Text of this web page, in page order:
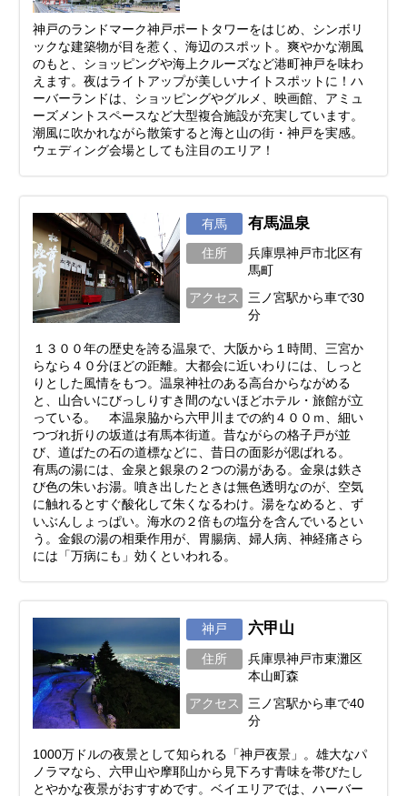
神戸のランドマーク神戸ポートタワーをはじめ、シンボリ
ックな建築物が目を惹く、海辺のスポット。爽やかな潮風
のもと、ショッピングや海上クルーズなど港町神戸を味わ
えます。夜はライトアップが美しいナイトスポットに！ハ
ーバーランドは、ショッピングやグルメ、映画館、アミュ
ーズメントスペースなど大型複合施設が充実しています。
潮風に吹かれながら散策すると海と山の街・神戸を実感。
ウェディング会場としても注目のエリア！
有馬 有馬温泉
住所
兵庫県神戸市北区有
馬町
アクセス
三ノ宮駅から車で30
分
１３００年の歴史を誇る温泉で、大阪から１時間、三宮か
らなら４０分ほどの距離。大都会に近いわりには、しっと
りとした風情をもつ。温泉神社のある高台からながめる
と、山合いにびっしりすき間のないほどホテル・旅館が立
っている。 本温泉脇から六甲川までの約４００ｍ、細い
つづれ折りの坂道は有馬本街道。昔ながらの格子戸が並
び、道ばたの石の道標などに、昔日の面影が偲ばれる。
有馬の湯には、金泉と銀泉の２つの湯がある。金泉は鉄さ
び色の朱いお湯。噴き出したときは無色透明なのが、空気
に触れるとすぐ酸化して朱くなるわけ。湯をなめると、ず
いぶんしょっぱい。海水の２倍もの塩分を含んでいるとい
う。金銀の湯の相乗作用が、胃腸病、婦人病、神経痛さら
には「万病にも」効くといわれる。
神戸 六甲山
住所
兵庫県神戸市東灘区
本山町森
アクセス
三ノ宮駅から車で40
分
1000万ドルの夜景として知られる「神戸夜景」。雄大なパ
ノラマなら、六甲山や摩耶山から見下ろす青味を帯びたし
とやかな夜景がおすすめです。ベイエリアでは、ハーバー